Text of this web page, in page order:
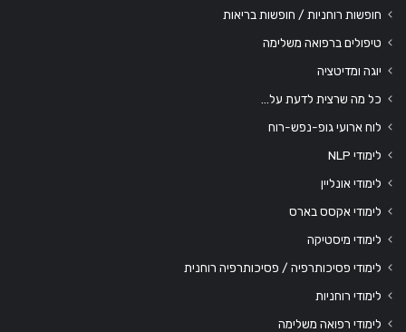
חופשות רוחניות / חופשות בריאות
טיפולים ברפואה משלימה
יוגה ומדיטציה
כל מה שרצית לדעת על…
לוח ארועי גופ-נפש-רוח
לימודי NLP
לימודי אונליין
לימודי אקסס בארס
לימודי מיסטיקה
לימודי פסיכותרפיה / פסיכותרפיה רוחנית
לימודי רוחניות
לימודי רפואה משלימה